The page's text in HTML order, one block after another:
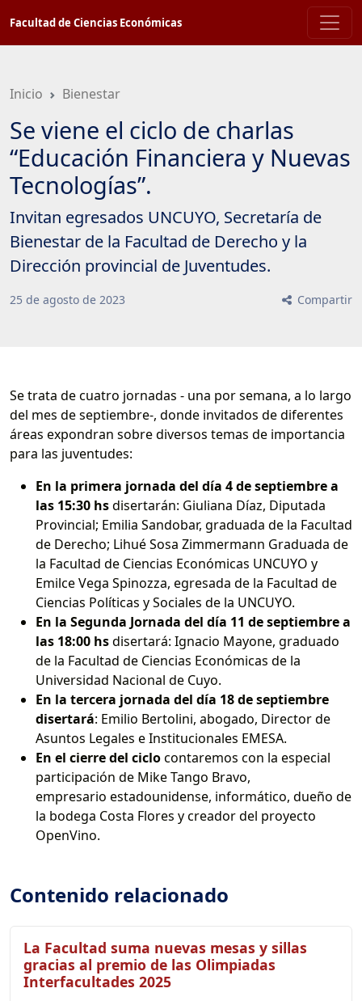
contenido
Facultad de Ciencias Económicas
Inicio Bienestar
Se viene el ciclo de charlas
“Educación Financiera y Nuevas
Tecnologías”.
Invitan egresados UNCUYO, Secretaría de
Bienestar de la Facultad de Derecho y la
Dirección provincial de Juventudes.
25 de agosto de 2023 Compartir
Se trata de cuatro jornadas - una por semana, a lo largo
del mes de septiembre-, donde invitados de diferentes
áreas expondran sobre diversos temas de importancia
para las juventudes:
En la primera jornada del día 4 de septiembre a
las 15:30 hsdisertarán: Giuliana Díaz, Diputada
Provincial; Emilia Sandobar, graduada de la Facultad
de Derecho; Lihué Sosa Zimmermann Graduada de
la Facultad de Ciencias Económicas UNCUYO y
Emilce Vega Spinozza, egresada de la Facultad de
Ciencias Políticas y Sociales de la UNCUYO.
En la Segunda Jornada del día 11 de septiembre a
las 18:00 hsdisertará: Ignacio Mayone, graduado
de la Facultad de Ciencias Económicas de la
Universidad Nacional de Cuyo.
En la tercera jornada del día 18 de septiembre
disertará: Emilio Bertolini, abogado, Director de
Asuntos Legales e Institucionales EMESA.
En el cierre del ciclocontaremos con la especial
participación de Mike Tango Bravo,
empresario estadounidense, informático, dueño de
la bodega Costa Flores y creador del proyecto
OpenVino.
Contenido relacionado
La Facultad suma nuevas mesas y sillas
gracias al premio de las Olimpiadas
Interfacultades 2025